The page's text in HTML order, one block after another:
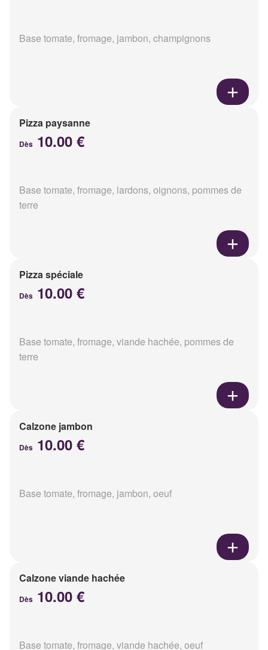
Base tomate, fromage, jambon, champignons
Pizza paysanne
Dès 10.00 €
Base tomate, fromage, lardons, oignons, pommes de
terre
Pizza spéciale
Dès 10.00 €
Base tomate, fromage, viande hachée, pommes de
terre
Calzone jambon
Dès 10.00 €
Base tomate, fromage, jambon, oeuf
Calzone viande hachée
Dès 10.00 €
Base tomate, fromage, viande hachée, oeuf